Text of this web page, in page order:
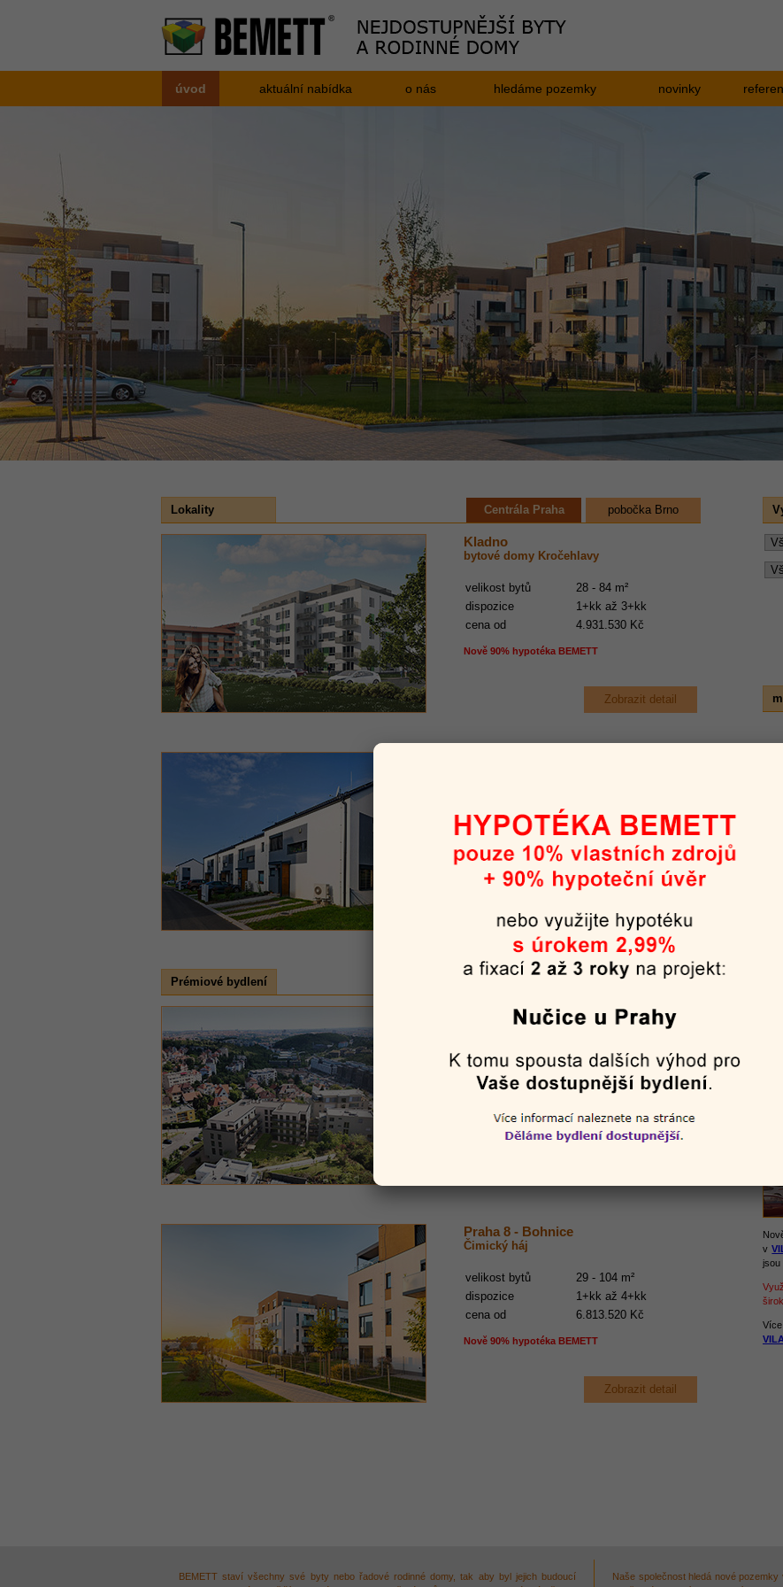
úvod aktuální nabídka o nás hledáme pozemky novinky
Lokality Centrála Praha pobočka Brno
Kladno
bytové domy Kročehlavy
velikost bytů
28 - 84 m²
dispozice
1+kk až 3+kk
cena od
4.931.530 Kč
Nově 90% hypotéka BEMETT
Zobrazit detail
90 - 143 m²
dispozice
4+kk až 5+kk s garáží
10.993.340 Kč
Hypotéka BEMETT 2,99%
nebo nově 90% hypotéka BEMETT
Zobrazit detail
Prémiové bydlení
Praha 5 - Jinonice
Radlická vyhlídka
velikost bytů
34 - 110 m²
dispozice
1+kk až 4+kk
6.097.987 Kč
Nově 90% hypotéka BEMETT
Praha 8 - Bohnice
Čimický háj
velikost bytů
29 - 104 m²
dispozice
1+kk až 4+kk
cena od
6.813.520 Kč
Nově 90% hypotéka BEMETT
Zobrazit detail
v
jsou
BEMETT staví všechny své byty nebo řadové rodinné domy, tak aby byl jejich budoucí
Naše společnost hledá nové